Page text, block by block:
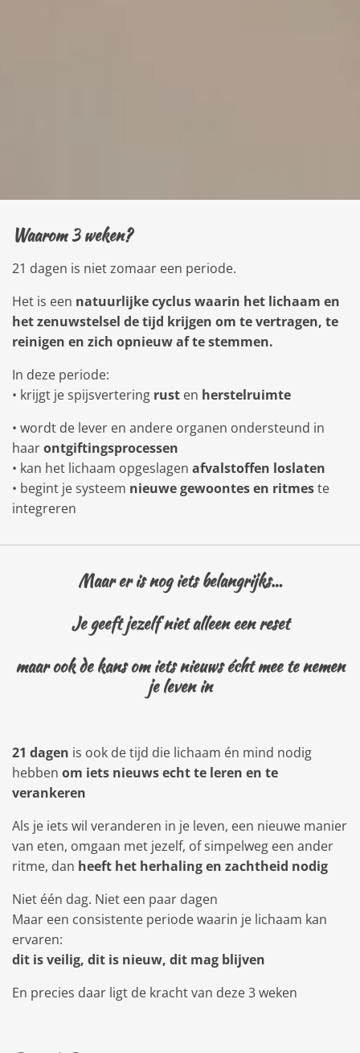
Waarom 3 weken?
21 dagen is niet zomaar een periode.
Het is een natuurlijke cyclus waarin het lichaam en
het zenuwstelsel de tijd krijgen om te vertragen, te
reinigen en zich opnieuw af te stemmen.
In deze periode:
• krijgt je spijsvertering rust en herstelruimte
• wordt de lever en andere organen ondersteund in
haarontgiftingsprocessen
• kan het lichaam opgeslagen afvalstoffen loslaten
• begint je systeem nieuwe gewoontes en ritmeste
integreren
Maar er is nog iets belangrijks…
Je geeft jezelf niet alleen een reset
maar ook de kans om iets nieuws écht mee te nemen
je leven in
21 dagen is ook de tijd die lichaam én mind nodig
hebben om iets nieuws echt te leren en te
verankeren
Als je iets wil veranderen in je leven, een nieuwe manier
van eten, omgaan met jezelf, of simpelweg een ander
ritme, dan heeft het herhaling en zachtheid nodig
Niet één dag. Niet een paar dagen
Maar een consistente periode waarin je lichaam kan
ervaren:
dit is veilig, dit is nieuw, dit mag blijven
En precies daar ligt de kracht van deze 3 weken